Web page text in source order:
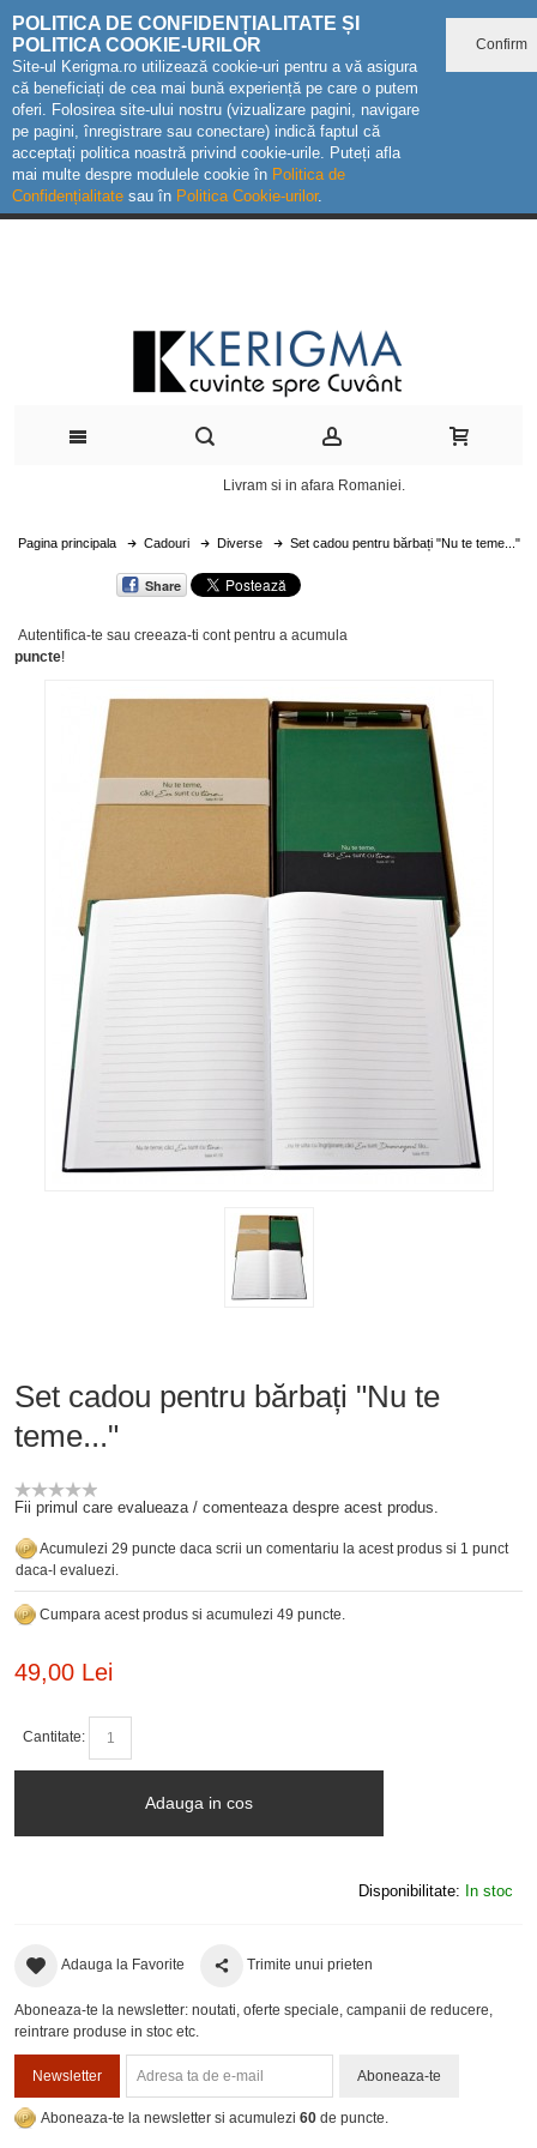
POLITICA DE CONFIDENȚIALITATE ȘI
POLITICA COOKIE-URILOR
Site-ul Kerigma.ro utilizează cookie-uri pentru a vă asigura
că beneficiați de cea mai bună experiență pe care o putem
oferi. Folosirea site-ului nostru (vizualizare pagini, navigare
pe pagini, înregistrare sau conectare) indică faptul că
acceptați politica noastră privind cookie-urile. Puteți afla
mai multe despre modulele cookie în Politica de
Confidențialitate sau în Politica Cookie-urilor.
Confirm
Livram si in afara Romaniei.
Pagina principala Cadouri Diverse Set cadou pentru bărbați "Nu te teme..."
Share
Autentifica-te sau creeaza-ti contpentru a acumula
puncte!
Set cadou pentru bărbați "Nu te
teme..."
Fii primul care evalueaza / comenteaza despre acest produs.
Acumulezi 29 puncte daca scrii un comentariu la acest produs si 1 punct
daca-l evaluezi.
Cumpara acest produs si acumulezi 49 puncte.
49,00 Lei
Cantitate:
Adauga in cos
Disponibilitate: In stoc
Adauga la Favorite Trimite unui prieten
Aboneaza-te la newsletter: noutati, oferte speciale, campanii de reducere,
reintrare produse in stoc etc.
Newsletter Aboneaza-te
Aboneaza-te la newsletter si acumulezi 60 de puncte.